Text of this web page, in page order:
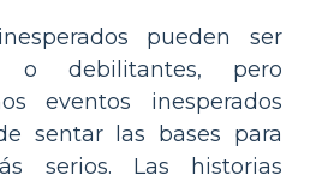
pueden ser
o debilitantes, pero
eventos inesperados
sentar las bases para
serios. Las historias